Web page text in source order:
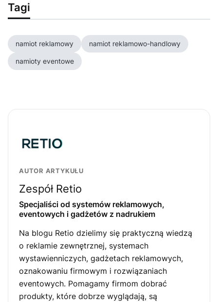
Tagi
namiot reklamowy namiot reklamowo-handlowy
namioty eventowe
AUTOR ARTYKUŁU
Zespół Retio
Specjaliści od systemów reklamowych,
eventowych i gadżetów z nadrukiem
Na blogu Retio dzielimy się praktyczną wiedzą
o reklamie zewnętrznej, systemach
wystawienniczych, gadżetach reklamowych,
oznakowaniu firmowym i rozwiązaniach
eventowych. Pomagamy firmom dobrać
produkty, które dobrze wyglądają, są